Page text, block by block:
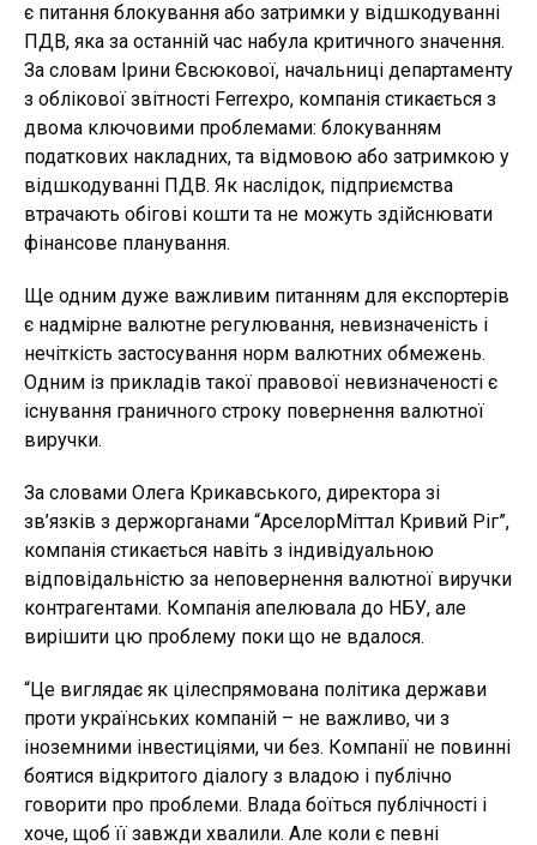
є питання блокування або затримки у відшкодуванні
ПДВ, яка за останній час набула критичного значення.
За словам Ірини Євсюкової, начальниці департаменту
з облікової звітності Ferrexpo, компанія стикається з
двома ключовими проблемами: блокуванням
податкових накладних, та відмовою або затримкою у
відшкодуванні ПДВ. Як наслідок, підприємства
втрачають обігові кошти та не можуть здійснювати
фінансове планування.
Ще одним дуже важливим питанням для експортерів
є надмірне валютне регулювання, невизначеність і
нечіткість застосування норм валютних обмежень.
Одним із прикладів такої правової невизначеності є
існування граничного строку повернення валютної
виручки.
За словами Олега Крикавського, директора зі
зв’язків з держорганами “АрселорМіттал Кривий Ріг”,
компанія стикається навіть з індивідуальною
відповідальністю за неповернення валютної виручки
контрагентами. Компанія апелювала до НБУ, але
вирішити цю проблему поки що не вдалося.
“Це виглядає як цілеспрямована політика держави
проти українських компаній – не важливо, чи з
іноземними інвестиціями, чи без. Компанії не повинні
боятися відкритого діалогу з владою і публічно
говорити про проблеми. Влада боїться публічності і
хоче, щоб її завжди хвалили. Але коли є певні